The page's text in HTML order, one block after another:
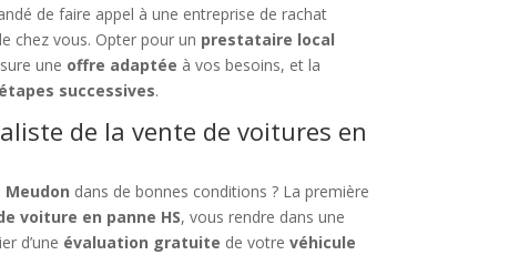
de faire appel à une entreprise de rachat
chez vous. Opter pour un prestataire local
une offre adaptée à vos besoins, et la
successives.
de la vente de voitures en
dans de bonnes conditions ? La première
voiture en panne HS, vous rendre dans une
d’une évaluation gratuite de votrevéhicule